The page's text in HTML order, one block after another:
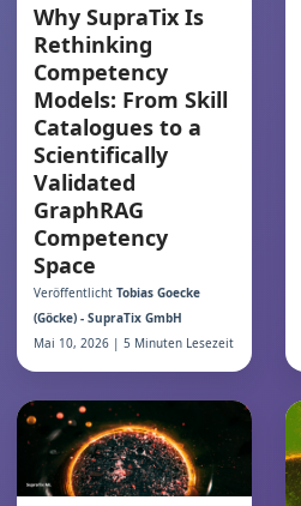
Why SupraTix Is
Rethinking
Competency
Models: From Skill
Catalogues to a
Scientifically
Validated
GraphRAG
Competency
Space
Veröffentlicht Tobias Goecke
(Göcke) - SupraTix GmbH
Mai 10, 2026 | 5 Minuten Lesezeit